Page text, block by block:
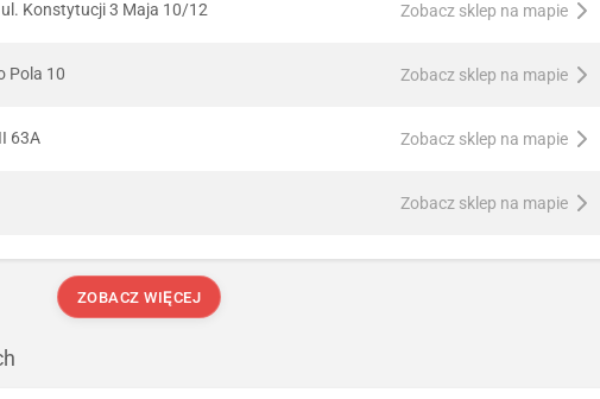
Konstytucji 3 Maja 10/12 Zobacz sklep na mapie
Pola 10 Zobacz sklep na mapie
63A Zobacz sklep na mapie
Zobacz sklep na mapie
ZOBACZ WIĘCEJ